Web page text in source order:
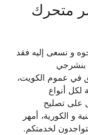
متحرك
و نسعى إليه فقد
بنشرجي
في عموم الكويت،
لكل أنواع
على تصليح
و الكورية، أمهر
لخدمتكم.